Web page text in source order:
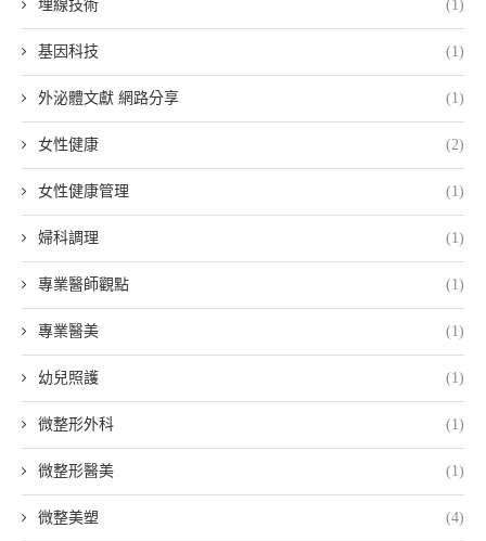
埋線技術 (1)
基因科技 (1)
外泌體文獻 網路分享 (1)
女性健康 (2)
女性健康管理 (1)
婦科調理 (1)
專業醫師觀點 (1)
專業醫美 (1)
幼兒照護 (1)
微整形外科 (1)
微整形醫美 (1)
微整美塑 (4)